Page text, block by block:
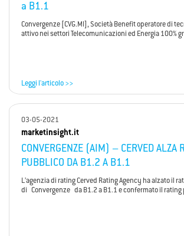
a B1.1
Convergenze [CVG.MI], Società Benefit operatore di
attivo nei settori Telecomunicazioni ed Energia 100%
Leggi l'articolo >>
03-05-2021
marketinsight.it
CONVERGENZE (AIM) – CERVED ALZA
PUBBLICO DA B1.2 A B1.1
L’agenzia di rating Cerved Rating Agency ha alzato il
di Convergenze da B1.2 a B1.1 e confermato il rating